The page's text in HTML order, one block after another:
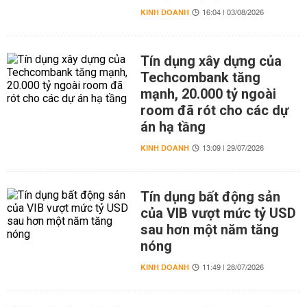
KINH DOANH 16:04 | 03/08/2026
Tín dụng xây dựng của
Techcombank tăng
mạnh, 20.000 tỷ ngoài
room đã rót cho các dự
án hạ tầng
KINH DOANH 13:09 | 29/07/2026
Tín dụng bất động sản
của VIB vượt mức tỷ USD
sau hơn một năm tăng
nóng
KINH DOANH 11:49 | 28/07/2026